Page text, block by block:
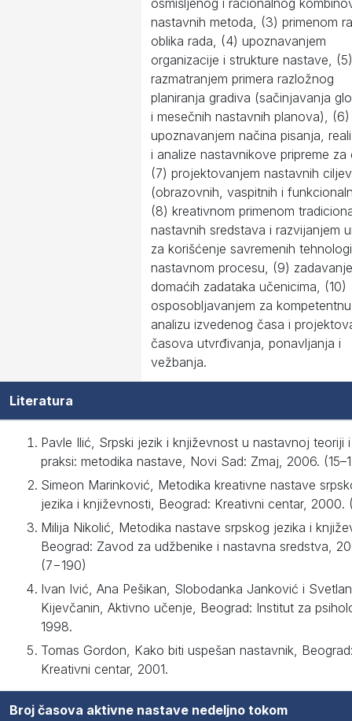
osmišljenog i racionalnog
nastavnih metoda, (3) primenom
oblika rada, (4) upoznavanjem
organizacije i strukture nastave, (5)
razmatranjem primera razložnog
planiranja gradiva (sačinjavanja
i mesečnih nastavnih planova), (6)
upoznavanjem načina pisanja,
i analize nastavnikove pripreme za
(7) projektovanjem nastavnih
(obrazovnih, vaspitnih i
(8) kreativnom primenom
nastavnih sredstava i razvijanjem
za korišćenje savremenih
nastavnom procesu, (9)
domaćih zadataka učenicima, (10)
osposobljavanjem za kompetentnu
analizu izvedenog časa i
časova utvrđivanja, ponavljanja i
vežbanja.
Literatura
Pavle Ilić, Srpski jezik i književnost u nastavnoj teoriji i
praksi: metodika nastave, Novi Sad: Zmaj, 2006.
Simeon Marinković, Metodika kreativne nastave
jezika i književnosti, Beograd: Kreativni centar, 2000.
Milija Nikolić, Metodika nastave srpskog jezika i
Beograd: Zavod za udžbenike i nastavna sredstva,
(7−190)
Ivan Ivić, Ana Pešikan, Slobodanka Janković i
Kijevčanin, Aktivno učenje, Beograd: Institut za
1998.
Tomas Gordon, Kako biti uspešan nastavnik,
Kreativni centar, 2001.
Broj časova aktivne nastave nedeljno tokom